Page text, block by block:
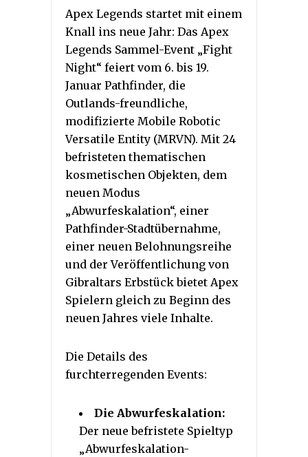
Apex Legends startet mit einem
Knall ins neue Jahr: Das Apex
Legends Sammel-Event „Fight
Night“ feiert vom 6. bis 19.
Januar Pathfinder, die
Outlands-freundliche,
modifizierte Mobile Robotic
Versatile Entity (MRVN). Mit 24
befristeten thematischen
kosmetischen Objekten, dem
neuen Modus
„Abwurfeskalation“, einer
Pathfinder-Stadtübernahme,
einer neuen Belohnungsreihe
und der Veröffentlichung von
Gibraltars Erbstück bietet Apex
Spielern gleich zu Beginn des
neuen Jahres viele Inhalte.
Die Details des
furchterregenden Events:
Die Abwurfeskalation:
Der neue befristete Spieltyp
„Abwurfeskalation-